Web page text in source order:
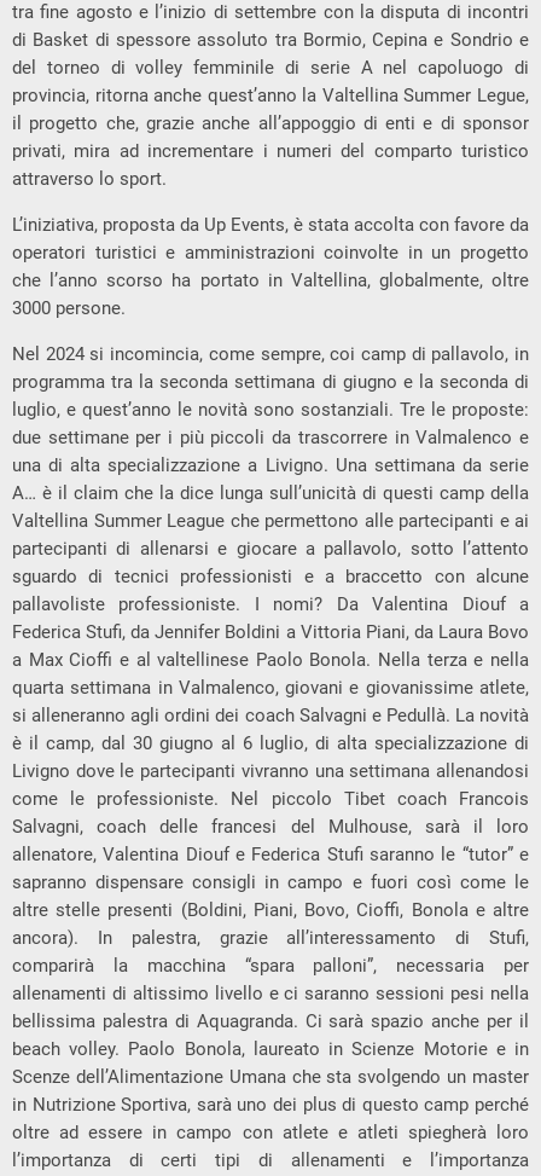
tra fine agosto e l’inizio di settembre con la disputa di incontri
di Basket di spessore assoluto tra Bormio, Cepina e Sondrio e
del torneo di volley femminile di serie A nel capoluogo di
provincia, ritorna anche quest’anno la Valtellina Summer Legue,
il progetto che, grazie anche all’appoggio di enti e di sponsor
privati, mira ad incrementare i numeri del comparto turistico
attraverso lo sport.
L’iniziativa, proposta da Up Events, è stata accolta con favore da
operatori turistici e amministrazioni coinvolte in un progetto
che l’anno scorso ha portato in Valtellina, globalmente, oltre
3000 persone.
Nel 2024 si incomincia, come sempre, coi camp di pallavolo, in
programma tra la seconda settimana di giugno e la seconda di
luglio, e quest’anno le novità sono sostanziali. Tre le proposte:
due settimane per i più piccoli da trascorrere in Valmalenco e
una di alta specializzazione a Livigno. Una settimana da serie
A… è il claim che la dice lunga sull’unicità di questi camp della
Valtellina Summer League che permettono alle partecipanti e ai
partecipanti di allenarsi e giocare a pallavolo, sotto l’attento
sguardo di tecnici professionisti e a braccetto con alcune
pallavoliste professioniste. I nomi? Da Valentina Diouf a
Federica Stufi, da Jennifer Boldini a Vittoria Piani, da Laura Bovo
a Max Cioffi e al valtellinese Paolo Bonola. Nella terza e nella
quarta settimana in Valmalenco, giovani e giovanissime atlete,
si alleneranno agli ordini dei coach Salvagni e Pedullà. La novità
è il camp, dal 30 giugno al 6 luglio, di alta specializzazione di
Livigno dove le partecipanti vivranno una settimana allenandosi
come le professioniste. Nel piccolo Tibet coach Francois
Salvagni, coach delle francesi del Mulhouse, sarà il loro
allenatore, Valentina Diouf e Federica Stufi saranno le “tutor” e
sapranno dispensare consigli in campo e fuori così come le
altre stelle presenti (Boldini, Piani, Bovo, Cioffi, Bonola e altre
ancora). In palestra, grazie all’interessamento di Stufi,
comparirà la macchina “spara palloni”, necessaria per
allenamenti di altissimo livello e ci saranno sessioni pesi nella
bellissima palestra di Aquagranda. Ci sarà spazio anche per il
beach volley. Paolo Bonola, laureato in Scienze Motorie e in
Scenze dell’Alimentazione Umana che sta svolgendo un master
in Nutrizione Sportiva, sarà uno dei plus di questo camp perché
oltre ad essere in campo con atlete e atleti spiegherà loro
l’importanza di certi tipi di allenamenti e l’importanza